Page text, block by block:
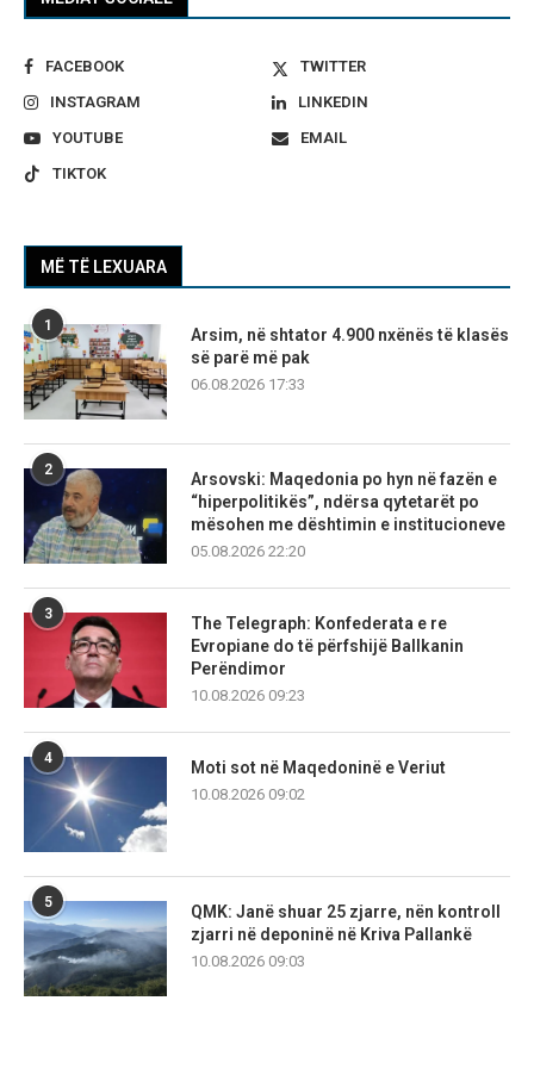
FACEBOOK
TWITTER
INSTAGRAM
LINKEDIN
YOUTUBE
EMAIL
TIKTOK
MË TË LEXUARA
1
Arsim, në shtator 4.900 nxënës të klasës
së parë më pak
06.08.2026 17:33
2
Arsovski: Maqedonia po hyn në fazën e
“hiperpolitikës”, ndërsa qytetarët po
mësohen me dështimin e institucioneve
05.08.2026 22:20
3
The Telegraph: Konfederata e re
Evropiane do të përfshijë Ballkanin
Perëndimor
10.08.2026 09:23
4
Moti sot në Maqedoninë e Veriut
10.08.2026 09:02
5
QMK: Janë shuar 25 zjarre, nën kontroll
zjarri në deponinë në Kriva Pallankë
10.08.2026 09:03